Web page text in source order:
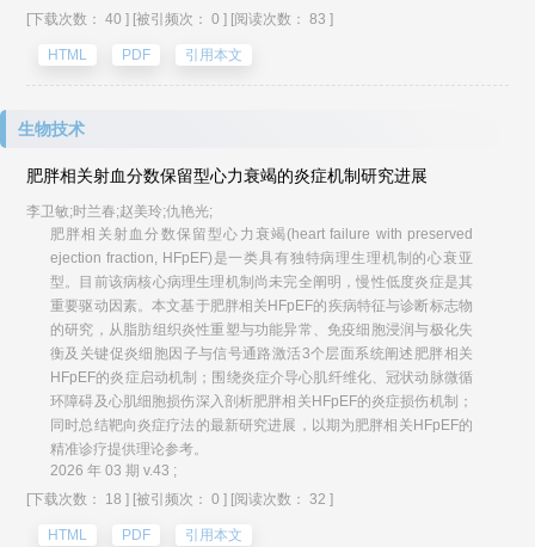
[下载次数： 40 ] [被引频次： 0 ] [阅读次数： 83 ]
HTML PDF 引用本文
生物技术
肥胖相关射血分数保留型心力衰竭的炎症机制研究进展
李卫敏;时兰春;赵美玲;仇艳光;
肥胖相关射血分数保留型心力衰竭(heart failure with preserved
ejection fraction, HFpEF)是一类具有独特病理生理机制的心衰亚
型。目前该病核心病理生理机制尚未完全阐明，慢性低度炎症是其
重要驱动因素。本文基于肥胖相关HFpEF的疾病特征与诊断标志物
的研究，从脂肪组织炎性重塑与功能异常、免疫细胞浸润与极化失
衡及关键促炎细胞因子与信号通路激活3个层面系统阐述肥胖相关
HFpEF的炎症启动机制；围绕炎症介导心肌纤维化、冠状动脉微循
环障碍及心肌细胞损伤深入剖析肥胖相关HFpEF的炎症损伤机制；
同时总结靶向炎症疗法的最新研究进展，以期为肥胖相关HFpEF的
精准诊疗提供理论参考。
2026 年 03 期 v.43 ;
[下载次数： 18 ] [被引频次： 0 ] [阅读次数： 32 ]
HTML PDF 引用本文